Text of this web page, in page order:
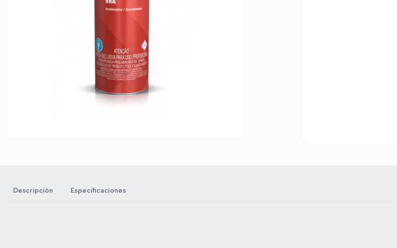
Descripción Especificaciones